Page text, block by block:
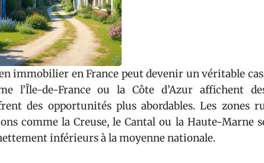
immobilier en France peut devenir un véritable
l’Île-de-France ou la Côte d’Azur affichent
des opportunités plus abordables. Les zones
comme la Creuse, le Cantal ou la Haute-Marne
inférieurs à la moyenne nationale.